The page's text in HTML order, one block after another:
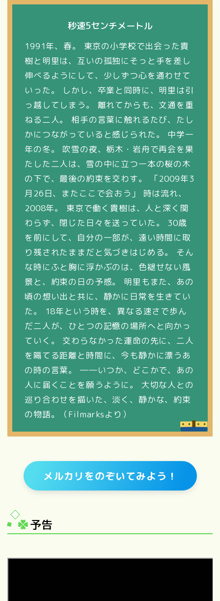
秒速5センチメートル
1991年、春。 東京の小学校で出会った貴
樹と明里は、互いの孤独にそっと手を差し
伸べるようにして、少しずつ心を通わせて
いった。 しかし、卒業と同時に、明里は引
っ越してしまう。 離れてからも、文通を重
ねる二人。 相手の言葉に触れるたび、たし
かにつながっていると感じられた。 中学一
年の冬。 吹雪の夜、栃木・岩舟で再会を果
たした二人は、雪の中に立つ一本の桜の木
の下で、最後の約束を交わす。 「2009年3
月26日、またここで会おう」 時は流れ、
2008年。 東京で働く貴樹は、人と深く関
わらず、閉じた日々を送っていた。 30歳
を前にして、自分の一部が、遠い時間に取
り残されたままだと気づきはじめる。 そん
な時にふと胸に浮かぶのは、色褪せない風
景と、約束の日の予感。 明里もまた、あの
頃の想い出と共に、静かに日常を生きてい
た。 18年という時を、異なる速さで歩ん
だ二人が、ひとつの記憶の場所へと向かっ
ていく。 交わらなかった運命の先に、二人
を隔てる距離と時間に、今も静かに漂うあ
の時の言葉。 ――いつか、どこかで、あの
人に届くことを願うように。 大切な人との
巡り合わせを描いた、淡く、静かな、約束
の物語。（Filmarksより）
メルカリをのぞいてみよう！
予告